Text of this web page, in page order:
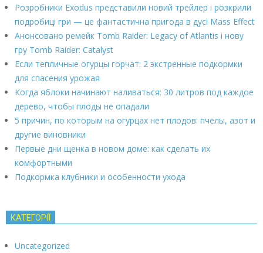
Розробники Exodus представили новий трейлер і розкрили
подробиці гри — це фантастична пригода в дусі Mass Effect
Анонсовано ремейк Tomb Raider: Legacy of Atlantis і нову
гру Tomb Raider: Catalyst
Если тепличные огурцы горчат: 2 экстренные подкормки
для спасения урожая
Когда яблоки начинают наливаться: 30 литров под каждое
дерево, чтобы плоды не опадали
5 причин, по которым на огурцах нет плодов: пчелы, азот и
другие виновники
Первые дни щенка в новом доме: как сделать их
комфортными
Подкормка клубники и особенности ухода
КАТЕГОРІЇ
Uncategorized